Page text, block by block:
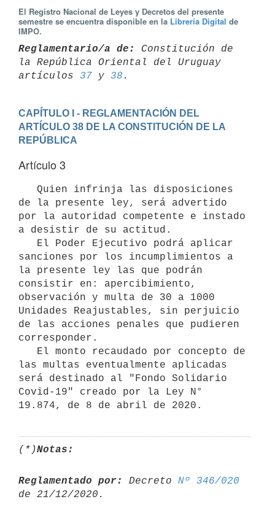
El Registro Nacional de Leyes y Decretos del presente
semestre se encuentra disponible en la Librería Digital de
IMPO.
Reglamentario/a de:
Constitución de
la República Oriental del Uruguay
artículos 37 y 38
CAPÍTULO I - REGLAMENTACIÓN DEL
ARTÍCULO 38 DE LA CONSTITUCIÓN DE LA
REPÚBLICA
Artículo 3
de la presente ley, será advertido
por la autoridad competente e instado
a desistir de su actitud.
sanciones por los incumplimientos a
la presente ley las que podrán
consistir en: apercibimiento,
observación y multa de 30 a 1000
Unidades Reajustables, sin perjuicio
de las acciones penales que pudieren
corresponder.
las multas eventualmente aplicadas
será destinado al "Fondo Solidario
Covid-19" creado por la Ley N°
19.874, de 8 de abril de 2020.
(*)Notas:
Reglamentado por: Decreto Nº 346/020